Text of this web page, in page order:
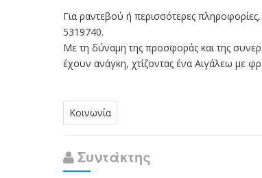
Για ραντεβού ή περισσότερες
5319740.
Με τη δύναμη της προσφοράς και της
έχουν ανάγκη, χτίζοντας ένα Αιγάλεω με
Κοινωνία
Συντάκτης